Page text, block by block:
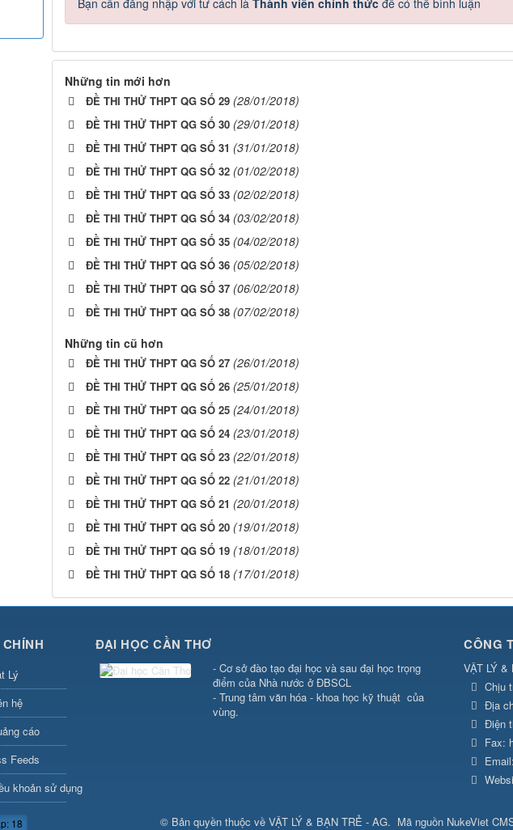
Bạn cần đăng nhập với tư cách là Thành viên chính thứcđể có thể bình luận
Những tin mới hơn
ĐỀ THI THỬ THPT QG SỐ 29 (28/01/2018)
ĐỀ THI THỬ THPT QG SỐ 30 (29/01/2018)
ĐỀ THI THỬ THPT QG SỐ 31 (31/01/2018)
ĐỀ THI THỬ THPT QG SỐ 32 (01/02/2018)
ĐỀ THI THỬ THPT QG SỐ 33 (02/02/2018)
ĐỀ THI THỬ THPT QG SỐ 34 (03/02/2018)
ĐỀ THI THỬ THPT QG SỐ 35 (04/02/2018)
ĐỀ THI THỬ THPT QG SỐ 36 (05/02/2018)
ĐỀ THI THỬ THPT QG SỐ 37 (06/02/2018)
ĐỀ THI THỬ THPT QG SỐ 38 (07/02/2018)
Những tin cũ hơn
ĐỀ THI THỬ THPT QG SỐ 27 (26/01/2018)
ĐỀ THI THỬ THPT QG SỐ 26 (25/01/2018)
ĐỀ THI THỬ THPT QG SỐ 25 (24/01/2018)
ĐỀ THI THỬ THPT QG SỐ 24 (23/01/2018)
ĐỀ THI THỬ THPT QG SỐ 23 (22/01/2018)
ĐỀ THI THỬ THPT QG SỐ 22 (21/01/2018)
ĐỀ THI THỬ THPT QG SỐ 21 (20/01/2018)
ĐỀ THI THỬ THPT QG SỐ 20 (19/01/2018)
ĐỀ THI THỬ THPT QG SỐ 19 (18/01/2018)
ĐỀ THI THỬ THPT QG SỐ 18 (17/01/2018)
Lý
hệ
cáo
Feeds
khoản sử dụng
ĐẠI HỌC CẦN THƠ
- Cơ sở đào tạo đại học và sau đại học trọng
điểm của Nhà nước ở ĐBSCL
- Trung tâm văn hóa - khoa học kỹ thuật của
vùng.
CÔNG
VẬT LÝ
Chịu
Địa
Điện
Fax:
Email:
18 © Bản quyền thuộc về VẬT LÝ & BẠN TRẺ - AG. Mã nguồn NukeViet